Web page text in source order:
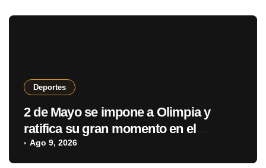
Deportes
2 de Mayo se impone a Olimpia y
ratifica su gran momento en el
Clausura
Ago 9, 2026